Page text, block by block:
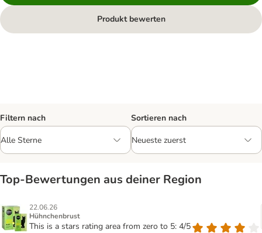
Produkt bewerten
Filtern nach Sortieren nach
Top‑Bewertungen aus deiner Region
22.06.26
Hühnchenbrust
This is a stars rating area from zero to 5: 4/5